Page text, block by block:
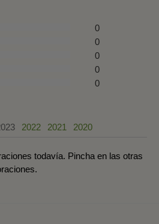
0
0
0
0
0
2022 2021 2020
todavía. Pincha en las otras